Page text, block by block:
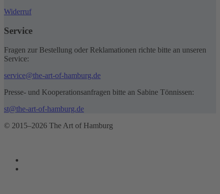
Widerruf
Service
Fragen zur Bestellung oder Reklamationen richte bitte an unseren
Service:
service@the-art-of-hamburg.de
Presse- und Kooperationsanfragen bitte an Sabine Tönnissen:
st@the-art-of-hamburg.de
© 2015–2026 The Art of Hamburg